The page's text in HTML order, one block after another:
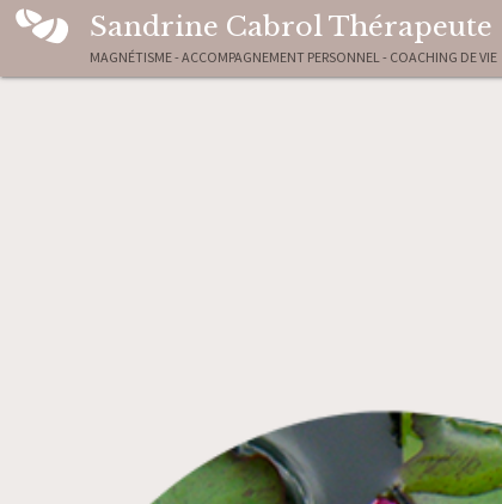
Sandrine Cabrol Thérapeute
MAGNÉTISME - ACCOMPAGNEMENT PERSONNEL - COACHING DE VIE